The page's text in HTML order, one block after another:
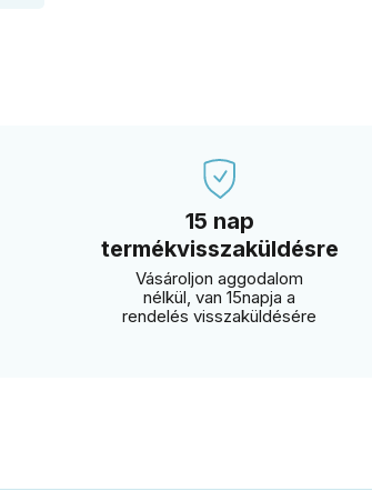
15 nap
termékvisszaküldésre
Vásároljon aggodalom
nélkül, van 15napja a
rendelés visszaküldésére